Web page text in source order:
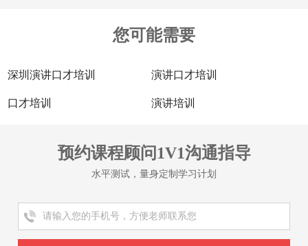
您可能需要
深圳演讲口才培训 演讲口才培训
口才培训 演讲培训
预约课程顾问1V1沟通指导
水平测试，量身定制学习计划